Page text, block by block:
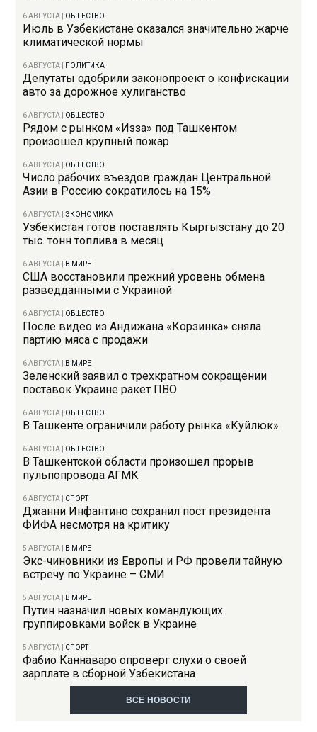
6 АВГУСТА ОБЩЕСТВО
Июль в Узбекистане оказался значительно жарче
климатической нормы
6 АВГУСТА ПОЛИТИКА
Депутаты одобрили законопроект о конфискации
авто за дорожное хулиганство
6 АВГУСТА ОБЩЕСТВО
Рядом с рынком «Изза» под Ташкентом
произошел крупный пожар
6 АВГУСТА ОБЩЕСТВО
Число рабочих въездов граждан Центральной
Азии в Россию сократилось на 15%
6 АВГУСТА |ЭКОНОМИКА
Узбекистан готов поставлять Кыргызстану до 20
тыс. тонн топлива в месяц
6 АВГУСТА В МИРЕ
США восстановили прежний уровень обмена
разведданными с Украиной
6 АВГУСТА ОБЩЕСТВО
После видео из Андижана «Корзинка» сняла
партию мяса с продажи
6 АВГУСТА В МИРЕ
Зеленский заявил о трехкратном сокращении
поставок Украине ракет ПВО
6 АВГУСТА ОБЩЕСТВО
В Ташкенте ограничили работу рынка «Куйлюк»
6 АВГУСТА ОБЩЕСТВО
В Ташкентской области произошел прорыв
пульпопровода АГМК
6 АВГУСТА СПОРТ
Джанни Инфантино сохранил пост президента
ФИФА несмотря на критику
5 АВГУСТА В МИРЕ
Экс-чиновники из Европы и РФ провели тайную
встречу по Украине – СМИ
5 АВГУСТА В МИРЕ
Путин назначил новых командующих
группировками войск в Украине
5 АВГУСТА СПОРТ
Фабио Каннаваро опроверг слухи о своей
зарплате в сборной Узбекистана
ВСЕ НОВОСТИ